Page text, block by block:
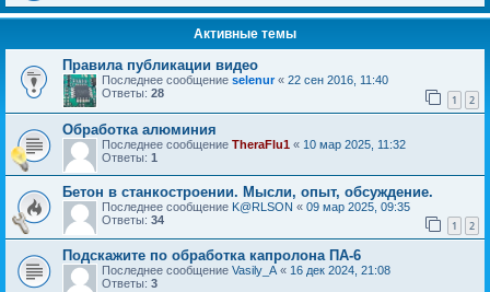
Активные темы
Правила публикации видео
Последнее сообщение selenur« 22 сен 2016, 11:40
Ответы: 28 1 2
Обработка алюминия
Последнее сообщение TheraFlu1 « 10 мар 2025, 11:32
Ответы: 1
Бетон в станкостроении. Мысли, опыт, обсуждение.
Последнее сообщение K@RLSON « 09 мар 2025, 09:35
Ответы: 34 1 2
Подскажите по обработка капролона ПА-6
Последнее сообщение Vasily_A « 16 дек 2024, 21:08
Ответы: 3